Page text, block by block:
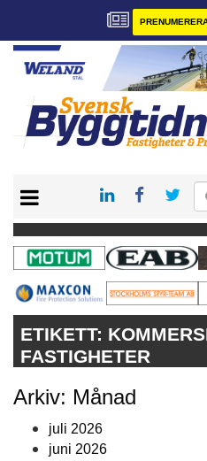
PRENUMERERA
VÅRA ANDRA MAGASIN
ANNONSERA
ETIKETT:
FASTIGHETER
Arkiv: Månad
juli 2026
juni 2026